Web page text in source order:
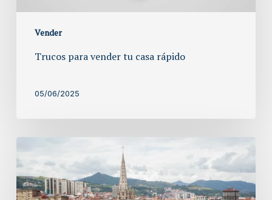
Vender
Trucos para vender tu casa rápido
05/06/2025
es
el
barrio